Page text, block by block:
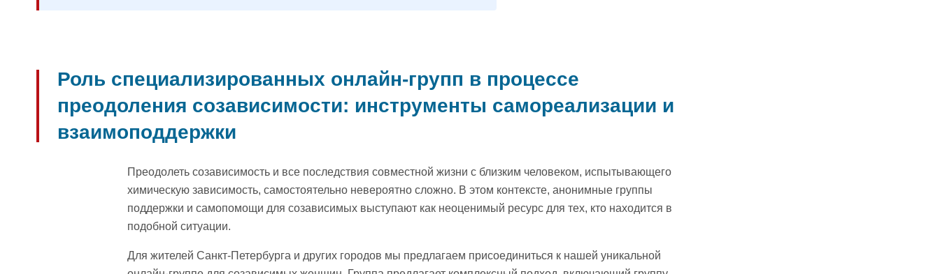
Роль специализированных онлайн-групп в процессе
преодоления созависимости: инструменты самореализации и
взаимоподдержки
Преодолеть созависимость и все последствия совместной жизни с близким человеком, испытывающего
химическую зависимость, самостоятельно невероятно сложно. В этом контексте, анонимные группы
поддержки и самопомощи для созависимых выступают как неоценимый ресурс для тех, кто находится в
подобной ситуации.
Для жителей Санкт-Петербурга и других городов мы предлагаем присоединиться к нашей уникальной